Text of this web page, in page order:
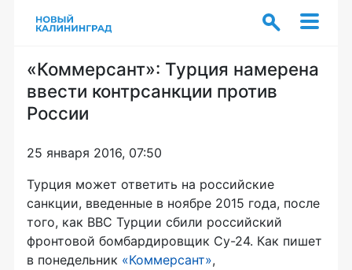
«Коммерсант»: Турция намерена
ввести контрсанкции против
России
25 января 2016, 07:50
Турция может ответить на российские
санкции, введенные в ноябре 2015 года, после
того, как ВВС Турции сбили российский
фронтовой бомбардировщик Су-24. Как пишет
в понедельник «Коммерсант»,